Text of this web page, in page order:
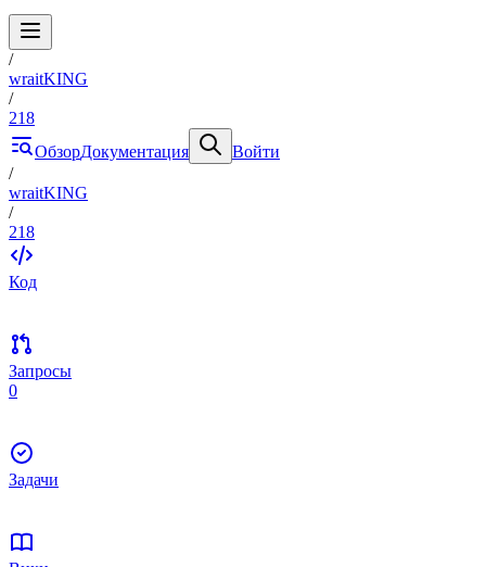
/
wraitKING
/
218
ОбзорДокументация
Войти
/
wraitKING
/
218
Код
Запросы
0
Задачи